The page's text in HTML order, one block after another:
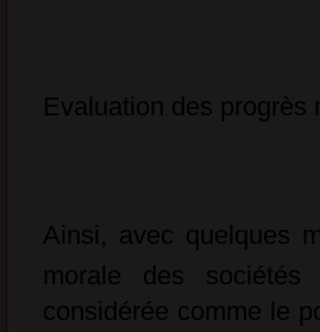
Evaluation des progrès
Ainsi, avec quelques
morale des sociétés
considérée comme le